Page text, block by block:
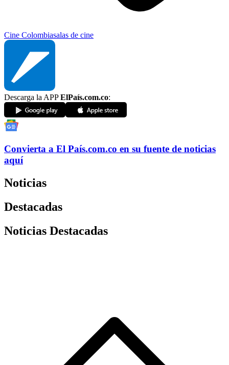
Cine Colombiasalas de cine
Descarga la APPElPaís.com.co:
Convierta a El País.com.co en su fuente de noticias
aquí
Noticias
Destacadas
Noticias Destacadas